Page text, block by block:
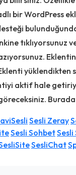
bir WordPress
tıklıyorsunuz
yüklendikten
aktif hale
Sesli Zeray
Sesli SohbetSesli
SesliChat